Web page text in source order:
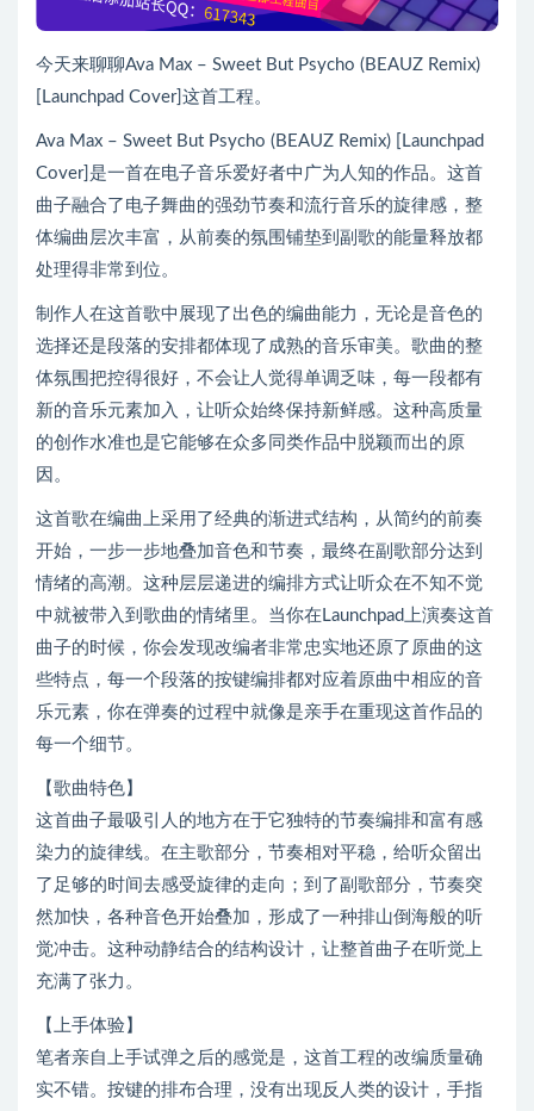
今天来聊聊Ava Max – Sweet But Psycho (BEAUZ Remix)
[Launchpad Cover]这首工程。
Ava Max – Sweet But Psycho (BEAUZ Remix) [Launchpad
Cover]是一首在电子音乐爱好者中广为人知的作品。这首
曲子融合了电子舞曲的强劲节奏和流行音乐的旋律感，整
体编曲层次丰富，从前奏的氛围铺垫到副歌的能量释放都
处理得非常到位。
制作人在这首歌中展现了出色的编曲能力，无论是音色的
选择还是段落的安排都体现了成熟的音乐审美。歌曲的整
体氛围把控得很好，不会让人觉得单调乏味，每一段都有
新的音乐元素加入，让听众始终保持新鲜感。这种高质量
的创作水准也是它能够在众多同类作品中脱颖而出的原
因。
这首歌在编曲上采用了经典的渐进式结构，从简约的前奏
开始，一步一步地叠加音色和节奏，最终在副歌部分达到
情绪的高潮。这种层层递进的编排方式让听众在不知不觉
中就被带入到歌曲的情绪里。当你在Launchpad上演奏这首
曲子的时候，你会发现改编者非常忠实地还原了原曲的这
些特点，每一个段落的按键编排都对应着原曲中相应的音
乐元素，你在弹奏的过程中就像是亲手在重现这首作品的
每一个细节。
【歌曲特色】
这首曲子最吸引人的地方在于它独特的节奏编排和富有感
染力的旋律线。在主歌部分，节奏相对平稳，给听众留出
了足够的时间去感受旋律的走向；到了副歌部分，节奏突
然加快，各种音色开始叠加，形成了一种排山倒海般的听
觉冲击。这种动静结合的结构设计，让整首曲子在听觉上
充满了张力。
【上手体验】
笔者亲自上手试弹之后的感觉是，这首工程的改编质量确
实不错。按键的排布合理，没有出现反人类的设计，手指